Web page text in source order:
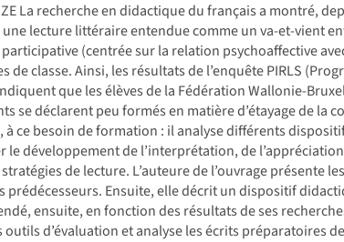
La recherche en didactique du français a montré,
une lecture littéraire entendue comme un va-et-vient
(centrée sur la relation psychoaffective
de classe. Ainsi, les résultats de l’enquête PIRLS
que les élèves de la Fédération Wallonie-
se déclarent peu formés en matière d’étayage de la
ce besoin de formation : il analyse différents
le développement de l’interprétation, de
de lecture. L’auteure de l’ouvrage présente
prédécesseurs. Ensuite, elle décrit un dispositif
ensuite, en fonction des résultats de ses
outils d’évaluation et analyse les écrits préparatoires